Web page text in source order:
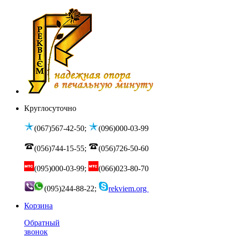
Круглосуточно
(067)567-42-50; (096)000-03-99
(056)744-15-55; (056)726-50-60
(095)000-03-99; (066)023-80-70
(095)244-88-22;
rekviem.org
Корзина
Обратный
звонок